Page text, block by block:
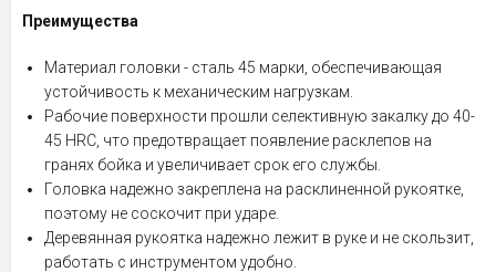
Преимущества
Материал головки - сталь 45 марки, обеспечивающая
устойчивость к механическим нагрузкам.
Рабочие поверхности прошли селективную закалку до 40-
45 HRC, что предотвращает появление расклепов на
гранях бойка и увеличивает срок его службы.
Головка надежно закреплена на расклиненной рукоятке,
поэтому не соскочит при ударе.
Деревянная рукоятка надежно лежит в руке и не скользит,
работать с инструментом удобно.